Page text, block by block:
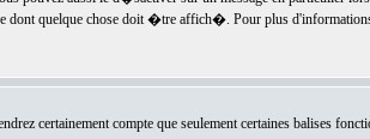
quelque chose doit �tre affich�. Pour plus
certainement compte que seulement certaines balises